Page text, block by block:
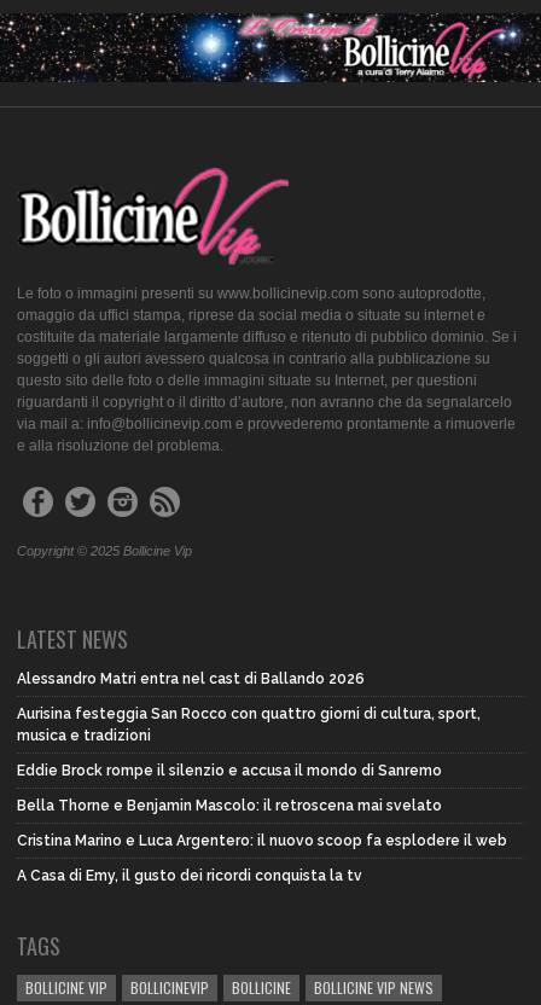
Le foto o immagini presenti su www.bollicinevip.com sono autoprodotte,
omaggio da uffici stampa, riprese da social media o situate su internet e
costituite da materiale largamente diffuso e ritenuto di pubblico dominio. Se i
soggetti o gli autori avessero qualcosa in contrario alla pubblicazione su
questo sito delle foto o delle immagini situate su Internet, per questioni
riguardanti il copyright o il diritto d’autore, non avranno che da segnalarcelo
via mail a: info@bollicinevip.com e provvederemo prontamente a rimuoverle
e alla risoluzione del problema.
Copyright © 2025 Bollicine Vip
LATEST NEWS
Alessandro Matri entra nel cast di Ballando 2026
Aurisina festeggia San Rocco con quattro giorni di cultura, sport,
musica e tradizioni
Eddie Brock rompe il silenzio e accusa il mondo di Sanremo
Bella Thorne e Benjamin Mascolo: il retroscena mai svelato
Cristina Marino e Luca Argentero: il nuovo scoop fa esplodere il web
A Casa di Emy, il gusto dei ricordi conquista la tv
TAGS
BOLLICINE VIP BOLLICINEVIP BOLLICINE BOLLICINE VIP NEWS